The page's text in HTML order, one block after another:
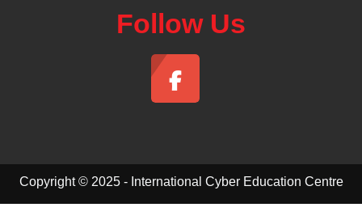
Follow Us
Copyright © 2025 - International Cyber Education Centre